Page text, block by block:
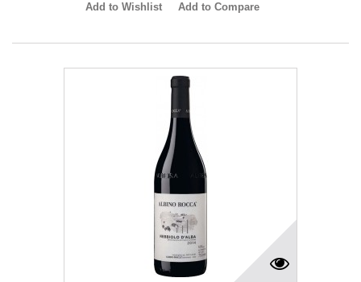
Add to Wishlist Add to Compare